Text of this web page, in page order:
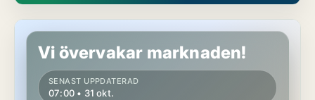
Industrilokal i Växjö
Vi övervakar marknaden!
SENAST UPPDATERAD
07:00 • 31 okt.